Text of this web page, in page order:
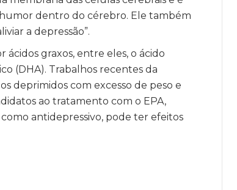
dentro do cérebro. Ele também
a depressão”.
graxos, entre eles, o ácido
(DHA). Trabalhos recentes da
deprimidos com excesso de peso e
ao tratamento com o EPA,
antidepressivo, pode ter efeitos